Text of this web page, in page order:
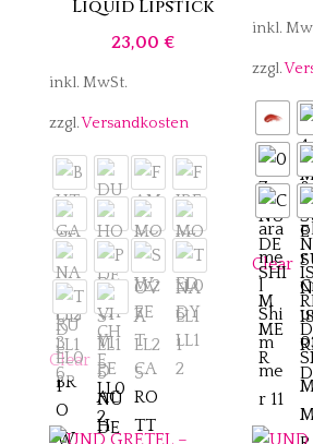
Liquid Lipstick
23,00 €
inkl. MwSt.
zzgl.Versandkosten
Clear
inkl.
zzgl.
Clear